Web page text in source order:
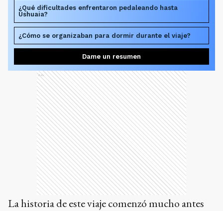
¿Qué dificultades enfrentaron pedaleando hasta
Ushuaia?
¿Cómo se organizaban para dormir durante el viaje?
Dame un resumen
Ads
La historia de este viaje comenzó mucho antes